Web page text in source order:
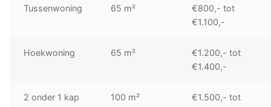
Tussenwoning 65 m²
€800,- tot
€1.100,-
Hoekwoning 65 m²
€1.200,- tot
€1.400,-
2 onder 1 kap 100 m²
€1.500,- tot